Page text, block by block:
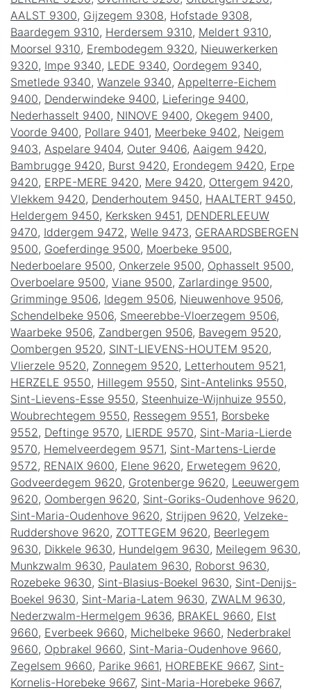
AALST 9300, Gijzegem 9308, Hofstade 9308,
Baardegem 9310, Herdersem 9310, Meldert 9310,
Moorsel 9310, Erembodegem 9320, Nieuwerkerken
9320, Impe 9340, LEDE 9340, Oordegem 9340,
Smetlede 9340, Wanzele 9340, Appelterre-Eichem
9400, Denderwindeke 9400, Lieferinge 9400,
Nederhasselt 9400, NINOVE 9400, Okegem 9400,
Voorde 9400, Pollare 9401, Meerbeke 9402 , Neigem
9403, Aspelare 9404, Outer 9406, Aaigem 9420,
Bambrugge 9420, Burst 9420, Erondegem 9420, Erpe
9420, ERPE-MERE 9420, Mere 9420, Ottergem 9420,
Vlekkem 9420, Denderhoutem 9450, HAALTERT 9450,
Heldergem 9450, Kerksken 9451, DENDERLEEUW
9470, Iddergem 9472 , Welle 9473, GERAARDSBERGEN
9500, Goeferdinge 9500, Moerbeke 9500,
Nederboelare 9500, Onkerzele 9500, Ophasselt 9500,
Overboelare 9500, Viane 9500, Zarlardinge 9500,
Grimminge 9506, Idegem 9506, Nieuwenhove 9506,
Schendelbeke 9506, Smeerebbe-Vloerzegem 9506,
Waarbeke 9506, Zandbergen 9506, Bavegem 9520,
Oombergen 9520, SINT-LIEVENS-HOUTEM 9520,
Vlierzele 9520, Zonnegem 9520, Letterhoutem 9521,
HERZELE 9550, Hillegem 9550, Sint-Antelinks 9550,
Sint-Lievens-Esse 9550, Steenhuize-Wijnhuize 9550,
Woubrechtegem 9550, Ressegem 9551, Borsbeke
9552 , Deftinge 9570, LIERDE 9570, Sint-Maria-Lierde
9570, Hemelveerdegem 9571, Sint-Martens-Lierde
9572 , RENAIX 9600, Elene 9620, Erwetegem 9620,
Godveerdegem 9620, Grotenberge 9620, Leeuwergem
9620, Oombergen 9620, Sint-Goriks-Oudenhove 9620,
Sint-Maria-Oudenhove 9620, Strijpen 9620, Velzeke-
Ruddershove 9620, ZOTTEGEM 9620, Beerlegem
9630, Dikkele 9630, Hundelgem 9630, Meilegem 9630,
Munkzwalm 9630, Paulatem 9630, Roborst 9630,
Rozebeke 9630, Sint-Blasius-Boekel 9630, Sint-Denijs-
Boekel 9630, Sint-Maria-Latem 9630, ZWALM 9630,
Nederzwalm-Hermelgem 9636, BRAKEL 9660, Elst
9660, Everbeek 9660, Michelbeke 9660, Nederbrakel
9660, Opbrakel 9660, Sint-Maria-Oudenhove 9660,
Zegelsem 9660, Parike 9661, HOREBEKE 9667, Sint-
Kornelis-Horebeke 9667, Sint-Maria-Horebeke 9667,